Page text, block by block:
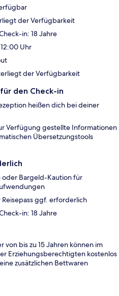
der Verfügbarkeit
in: 18 Jahre
Uhr
der Verfügbarkeit
den Check-in
heißen dich bei deiner
Verfügung gestellte Informationen
Übersetzungstools
oder Bargeld-Kaution für
Reisepass ggf. erforderlich
in: 18 Jahre
von bis zu 15 Jahren können im
Erziehungsberechtigten kostenlos
zusätzlichen Bettwaren